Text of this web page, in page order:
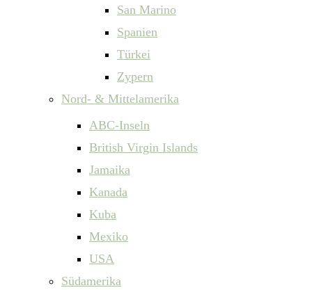
San Marino
Spanien
Türkei
Zypern
Nord- & Mittelamerika
ABC-Inseln
British Virgin Islands
Jamaika
Kanada
Kuba
Mexiko
USA
Südamerika